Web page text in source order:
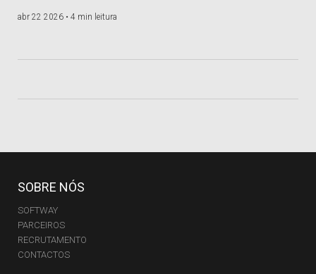
abr 22 2026 • 4 min leitura
SOBRE NÓS
SOFTWAY
PARCEIROS
RECRUTAMENTO
CONTACTOS